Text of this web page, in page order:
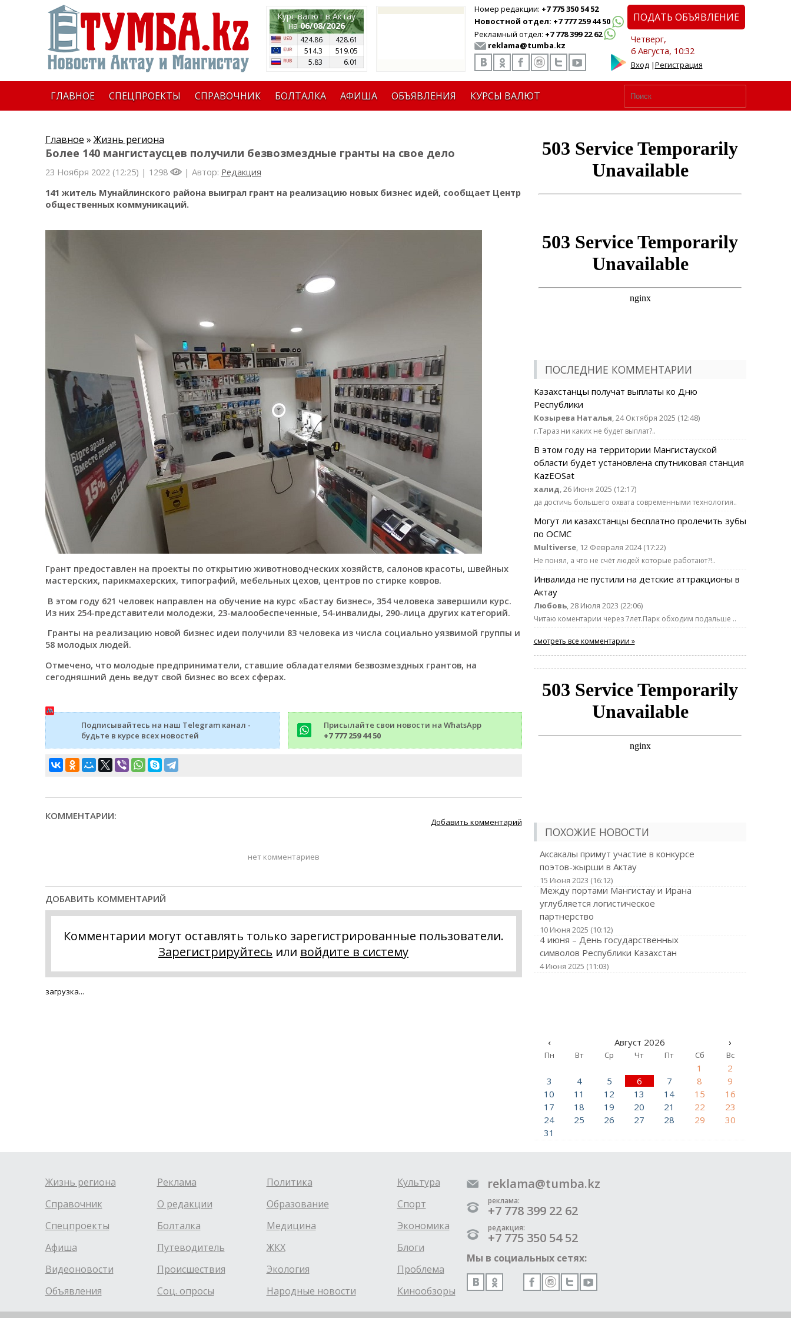
Курс валют в Актау
на06/08/2026
424.86
428.61
514.3
519.05
5.83
6.01
Номер редакции: +7 775 350 54 52
Новостной отдел: +7 777 259 44 50
Рекламный отдел: +7 778 399 22 62
reklama@tumba.kz
ПОДАТЬ ОБЪЯВЛЕНИЕ
Четверг,
6 Августа, 10:32
Вход|Регистрация
ГЛАВНОЕ СПЕЦПРОЕКТЫ СПРАВОЧНИК БОЛТАЛКА АФИША ОБЪЯВЛЕНИЯ КУРСЫ ВАЛЮТ
Главное » Жизнь региона
Более 140 мангистаусцев получили безвозмездные гранты на свое дело
23 Ноября 2022 (12:25) | 1298 | Автор: Редакция
141 житель Мунайлинского района выиграл грант на реализацию новых бизнес идей, сообщает Центр
общественных коммуникаций.
Грант предоставлен на проекты по открытию животноводческих хозяйств, салонов красоты, швейных
мастерских, парикмахерских, типографий, мебельных цехов, центров по стирке ковров.
В этом году 621 человек направлен на обучение на курс «Бастау бизнес», 354 человека завершили курс.
Из них 254-представители молодежи, 23-малообеспеченные, 54-инвалиды, 290-лица других категорий.
Гранты на реализацию новой бизнес идеи получили 83 человека из числа социально уязвимой группы и
58 молодых людей.
Отмечено, что молодые предприниматели, ставшие обладателями безвозмездных грантов, на
сегодняшний день ведут свой бизнес во всех сферах.
Подписывайтесь на наш Telegram канал -
будьте в курсе всех новостей
Присылайте свои новости на WhatsApp
+7 777 259 44 50
КОММЕНТАРИИ:
Добавить комментарий
нет комментариев
ДОБАВИТЬ КОММЕНТАРИЙ
Комментарии могут оставлять только зарегистрированные пользователи.
Зарегистрируйтесь или войдите в систему
загрузка...
ПОСЛЕДНИЕ КОММЕНТАРИИ
Казахстанцы получат выплаты ко Дню
Республики
Козырева Наталья, 24 Октября 2025 (12:48)
г.Тараз ни каких не будет выплат?..
В этом году на территории Мангистауской
области будет установлена спутниковая станция
KazEOSat
халид, 26 Июня 2025 (12:17)
да достичь большего охвата современными технология..
Могут ли казахстанцы бесплатно пролечить зубы
по ОСМС
Multiverse, 12 Февраля 2024 (17:22)
Не понял, а что не счёт людей которые работают?!..
Инвалида не пустили на детские аттракционы в
Актау
Любовь, 28 Июля 2023 (22:06)
Читаю коментарии через 7лет.Парк обходим подальше ..
смотреть все комментарии »
ПОХОЖИЕ НОВОСТИ
Аксакалы примут участие в конкурсе
поэтов-жырши в Актау
15 Июня 2023 (16:12)
Между портами Мангистау и Ирана
углубляется логистическое
партнерство
10 Июня 2025 (10:12)
4 июня – День государственных
символов Республики Казахстан
4 Июня 2025 (11:03)
‹ Август 2026 ›
Пн Вт Ср Чт Пт Сб Вс
1
2
3
4 5 6 7 8
9
10
11 12 13 14 15
16
17
18 19 20 21 22
23
24
25 26 27 28 29
30
31
Жизнь региона
Справочник
Спецпроекты
Афиша
Видеоновости
Объявления
Реклама
О редакции
Болталка
Путеводитель
Происшествия
Соц. опросы
Политика
Образование
Медицина
ЖКХ
Экология
Народные новости
Культура
Спорт
Экономика
Блоги
Проблема
Кинообзоры
reklama@tumba.kz
реклама:
+7 778 399 22 62
редакция:
+7 775 350 54 52
Мы в социальных сетях: